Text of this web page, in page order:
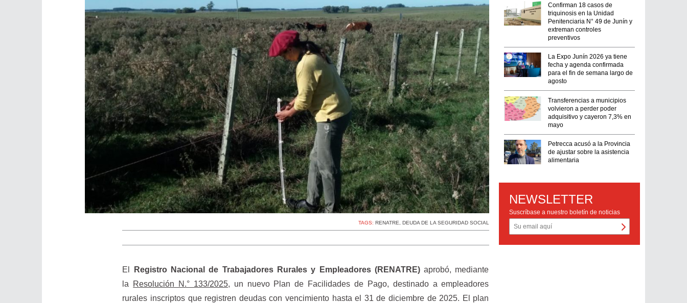
TAGS:RENATRE ,DEUDA DE LA SEGURIDAD SOCIAL
El Registro Nacional de Trabajadores Rurales y Empleadores (RENATRE)aprobó, mediante
la
Resolución N.° 133/2025, un nuevo Plan de Facilidades de Pago, destinado a empleadores
rurales inscriptos que registren deudas con vencimiento hasta el 31 de diciembre de 2025. El plan
Confirman 18 casos de
triquinosis en la Unidad
Penitenciaria N° 49 de Junín y
extreman controles
preventivos
La Expo Junín 2026 ya tiene
fecha y agenda confirmada
para el fin de semana largo de
agosto
Transferencias a municipios
volvieron a perder poder
adquisitivo y cayeron 7,3% en
mayo
Petrecca acusó a la Provincia
de ajustar sobre la asistencia
alimentaria
NEWSLETTER
Suscríbase a nuestro boletín de noticias